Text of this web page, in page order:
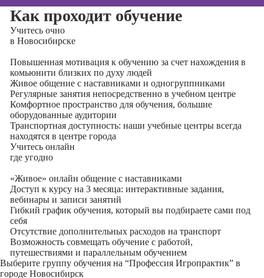
Как проходит обучение
Учитесь очно
в Новосибирске
Повышенная мотивация к обучению за счет нахождения в
комьюнити близких по духу людей
Живое общение с наставниками и одногруппниками
Регулярные занятия непосредственно в учебном центре
Комфортное пространство для обучения, большие
оборудованные аудитории
Транспортная доступность: наши учебные центры всегда
находятся в центре города
Учитесь онлайн
где угодно
«Живое» онлайн общение с наставниками
Доступ к курсу на 3 месяца: интерактивные задания,
вебинары и записи занятий
Гибкий график обучения, который вы подбираете сами под
себя
Отсутствие дополнительных расходов на транспорт
Возможность совмещать обучение с работой,
путешествиями и параллельным обучением
Выберите группу обучения на “Профессия Игропрактик” в
городе Новосибирск